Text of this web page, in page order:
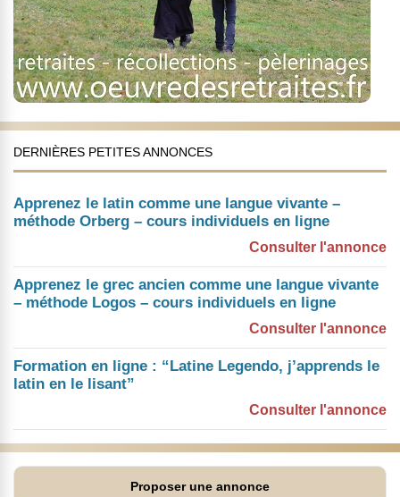
DERNIÈRES PETITES ANNONCES
Apprenez le latin comme une langue vivante –
méthode Orberg – cours individuels en ligne
Consulter l'annonce
Apprenez le grec ancien comme une langue vivante
– méthode Logos – cours individuels en ligne
Consulter l'annonce
Formation en ligne : “Latine Legendo, j’apprends le
latin en le lisant”
Consulter l'annonce
Proposer une annonce